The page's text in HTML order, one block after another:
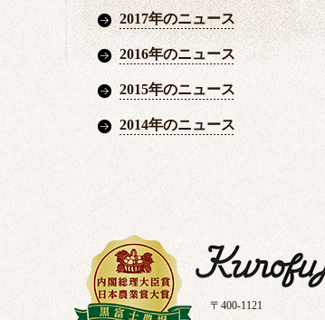
2017年のニュース
2016年のニュース
2015年のニュース
2014年のニュース
〒400-1121